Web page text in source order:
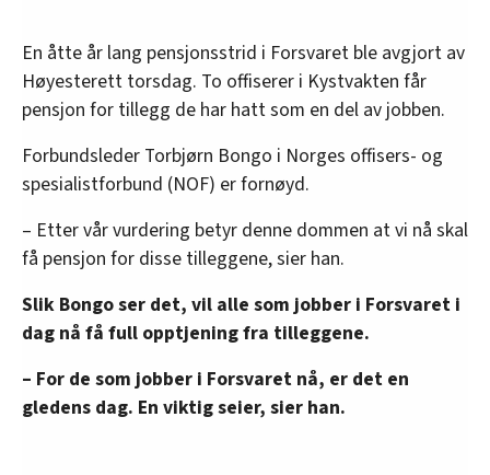
En åtte år lang pensjonsstrid i Forsvaret ble avgjort av
Høyesterett torsdag. To offiserer i Kystvakten får
pensjon for tillegg de har hatt som en del av jobben.
Forbundsleder Torbjørn Bongo i Norges offisers- og
spesialistforbund (NOF) er fornøyd.
– Etter vår vurdering betyr denne dommen at vi nå skal
få pensjon for disse tilleggene, sier han.
Slik Bongo ser det, vil alle som jobber i Forsvaret i
dag nå få full opptjening fra tilleggene.
– For de som jobber i Forsvaret nå, er det en
gledens dag. En viktig seier, sier han.